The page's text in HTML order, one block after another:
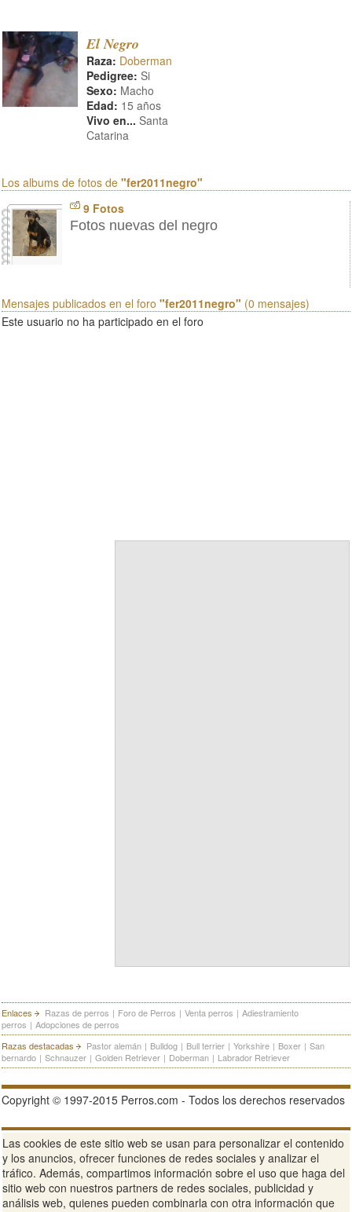
El Negro
Raza: Doberman
Pedigree: Si
Sexo: Macho
Edad: 15 años
Vivo en... Santa
Catarina
Los albums de fotos de "fer2011negro"
9 Fotos
Fotos nuevas del negro
Mensajes publicados en el foro "fer2011negro" (0 mensajes)
Este usuario no ha participado en el foro
Enlaces Razas de perros | Foro de Perros | Venta perros | Adiestramiento
perros | Adopciones de perros
Razas destacadas
Pastor alemán | Bulldog | Bull terrier | Yorkshire | Boxer | San
bernardo | Schnauzer | Golden Retriever | Doberman | Labrador Retriever
Copyright © 1997-2015 Perros.com - Todos los derechos reservados
Publicidad en Perros.com | Contacte | Aviso Legal Política de
privacidad | Condiciones de uso
Ver sitio web completo
Las cookies de este sitio web se usan para personalizar el contenido
y los anuncios, ofrecer funciones de redes sociales y analizar el
tráfico. Además, compartimos información sobre el uso que haga del
sitio web con nuestros partners de redes sociales, publicidad y
análisis web, quienes pueden combinarla con otra información que